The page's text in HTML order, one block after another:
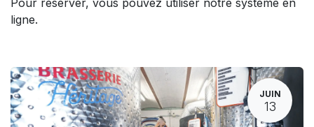
Pour réserver, vous pouvez utiliser notre système en
ligne.
JUIN
13